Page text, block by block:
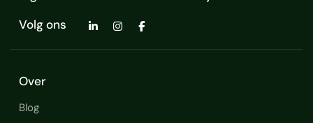
Volg ons
Over
Blog